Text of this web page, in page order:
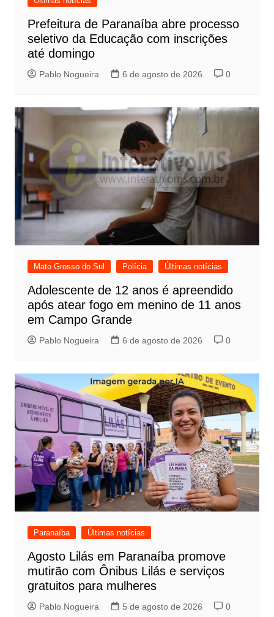
Prefeitura de Paranaíba abre processo
seletivo da Educação com inscrições
até domingo
Pablo Nogueira 6 de agosto de 2026 0
Mato Grosso do Sul Polícia Últimas notícias
Adolescente de 12 anos é apreendido
após atear fogo em menino de 11 anos
em Campo Grande
Pablo Nogueira 6 de agosto de 2026 0
Paranaíba Últimas notícias
Agosto Lilás em Paranaíba promove
mutirão com Ônibus Lilás e serviços
gratuitos para mulheres
Pablo Nogueira 5 de agosto de 2026 0